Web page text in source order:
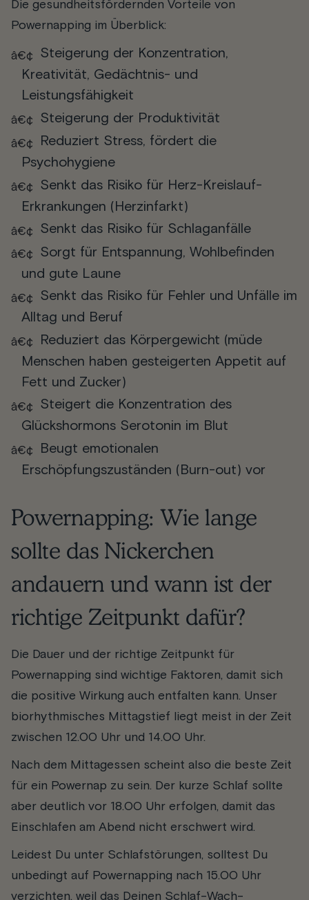
Die gesundheitsfördernden Vorteile von
Powernapping im Überblick:
Steigerung der Konzentration,
Kreativität, Gedächtnis- und
Leistungsfähigkeit
Steigerung der Produktivität
Reduziert Stress, fördert die
Psychohygiene
Senkt das Risiko für Herz-Kreislauf-
Erkrankungen (Herzinfarkt)
Senkt das Risiko für Schlaganfälle
Sorgt für Entspannung, Wohlbefinden
und gute Laune
Senkt das Risiko für Fehler und Unfälle im
Alltag und Beruf
Reduziert das Körpergewicht (müde
Menschen haben gesteigerten Appetit auf
Fett und Zucker)
Steigert die Konzentration des
Glückshormons Serotonin im Blut
Beugt emotionalen
Erschöpfungszuständen (Burn-out) vor
Powernapping: Wie lange
sollte das Nickerchen
andauern und wann ist der
richtige Zeitpunkt dafür?
Die Dauer und der richtige Zeitpunkt für
Powernapping sind wichtige Faktoren, damit sich
die positive Wirkung auch entfalten kann. Unser
biorhythmisches Mittagstief liegt meist in der Zeit
zwischen 12.00 Uhr und 14.00 Uhr.
Nach dem Mittagessen scheint also die beste Zeit
für ein Powernap zu sein. Der kurze Schlaf sollte
aber deutlich vor 18.00 Uhr erfolgen, damit das
Einschlafen am Abend nicht erschwert wird.
Leidest Du unter Schlafstörungen, solltest Du
unbedingt auf Powernapping nach 15.00 Uhr
verzichten, weil das Deinen Schlaf-Wach-